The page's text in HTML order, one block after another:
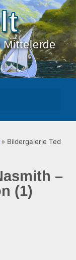
Mittelerde
» Bildergalerie Ted
–
(1)